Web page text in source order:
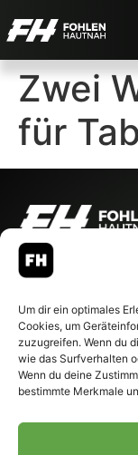
Um dir ein optimales
Cookies, um
zuzugreifen. Wenn du
wie das Surfverhalten
Wenn du deine
bestimmte Merkmale
Zwei
für
© 2007-2026 Fohlen-
– Alle rechte
offiziell
bei der Deutschen
Nationalbibliothek
8233). Nachdruck
Weiterverarbeitung,
auszugsweise, nur